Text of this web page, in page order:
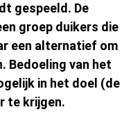
gespeeld. De
groep duikers die
een alternatief om
Bedoeling van het
in het doel (de
te krijgen.